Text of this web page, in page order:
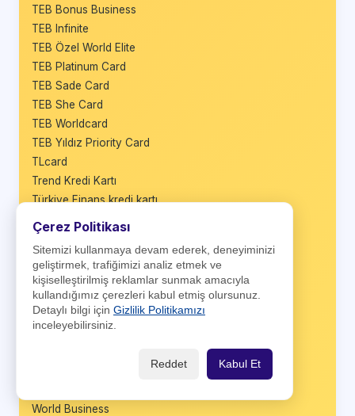
TEB Bonus Business
TEB Infinite
TEB Özel World Elite
TEB Platinum Card
TEB Sade Card
TEB She Card
TEB Worldcard
TEB Yıldız Priority Card
TLcard
Trend Kredi Kartı
Türkiye Finans kredi kartı
Vadematik Kart
VakıfBank BusinessCard
VakıfBank Platinum Plus
Vakıfbank TercihKart
VakıfBank Worldcard
Wings
World Business
Çerez Politikası
Sitemizi kullanmaya devam ederek, deneyiminizi
geliştirmek, trafiğimizi analiz etmek ve
kişiselleştirilmiş reklamlar sunmak amacıyla
kullandığımız çerezleri kabul etmiş olursunuz.
Detaylı bilgi için Gizlilik Politikamızı
inceleyebilirsiniz.
Reddet Kabul Et